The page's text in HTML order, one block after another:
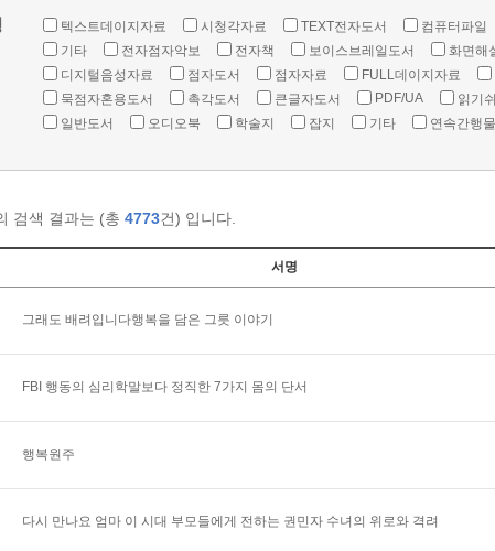
텍스트데이지자료 시청각자료 TEXT전자도서 컴퓨터파일
기타
전자점자악보 전자책 보이스브레일도서 화면해
디지털음성자료
점자도서 점자자료 FULL데이지자료
묵점자혼용도서
촉각도서 큰글자도서 PDF/UA 읽기
일반도서
오디오북 학술지 잡지 기타 연속간행물
검색 결과는 (총 4773건) 입니다.
서명
그래도 배려입니다행복을 담은 그릇 이야기
FBI 행동의 심리학말보다 정직한 7가지 몸의 단서
행복원주
다시 만나요 엄마 이 시대 부모들에게 전하는 권민자 수녀의 위로와 격려